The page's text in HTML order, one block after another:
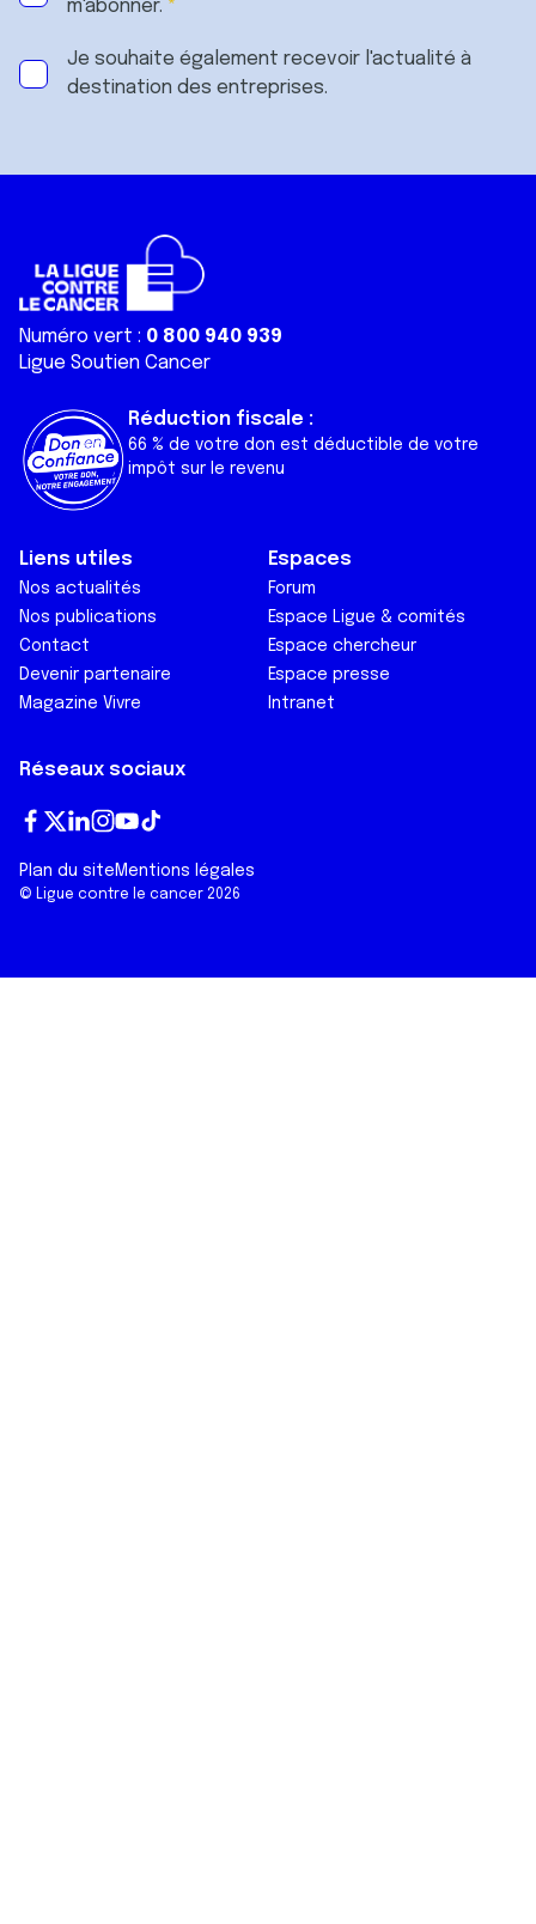
m'abonner.
Je souhaite également recevoir l'actualité à
destination des entreprises.
Numéro vert : 0 800 940 939
Ligue Soutien Cancer
Réduction fiscale :
66 % de votre don est déductible de votre
impôt sur le revenu
Liens utiles
Nos actualités
Nos publications
Contact
Devenir partenaire
Magazine Vivre
Espaces
Forum
Espace Ligue & comités
Espace chercheur
Espace presse
Intranet
Réseaux sociaux
ce
bo
wi
tt
ke
dI
st
ag
ut
ub
To
k
© Ligue contre le cancer 2026
Plan du site Mentions légales